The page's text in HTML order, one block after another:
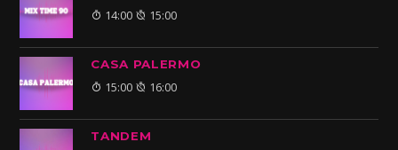
14:00 15:00
CASA PALERMO
15:00 16:00
TANDEM